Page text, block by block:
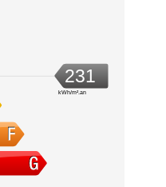
231
kWh/m².an